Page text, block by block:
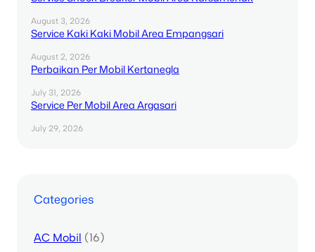
August 3, 2026
Service Kaki Kaki Mobil Area Empangsari
August 2, 2026
Perbaikan Per Mobil Kertanegla
July 31, 2026
Service Per Mobil Area Argasari
July 29, 2026
Categories
AC Mobil (16)